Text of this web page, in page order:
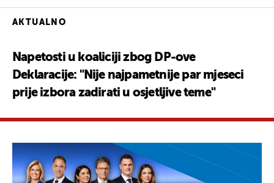
AKTUALNO
Napetosti u koaliciji zbog DP-ove
Deklaracije: "Nije najpametnije par mjeseci
prije izbora zadirati u osjetljive teme"